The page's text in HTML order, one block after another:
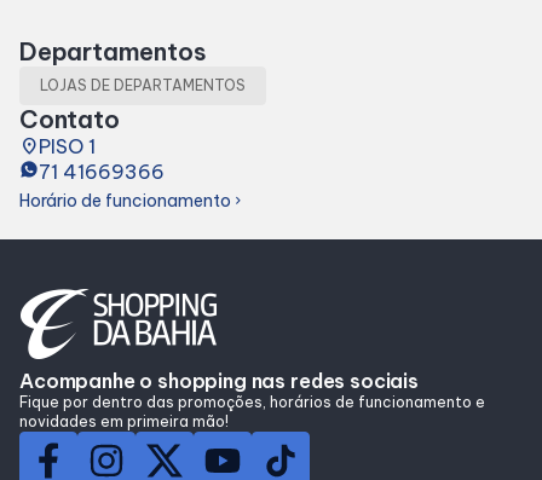
Lojas e Restaurantes
Lojas
Compre Online
Programa de benefícios
Departamentos
LOJAS DE DEPARTAMENTOS
Contato
placePISO 1
71 41669366
Horário de funcionamento chevron_right
Acompanhe o shopping nas redes sociais
Fique por dentro das promoções, horários de funcionamento e
novidades em primeira mão!